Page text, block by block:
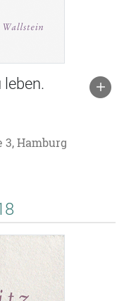
leben.
Hamburg